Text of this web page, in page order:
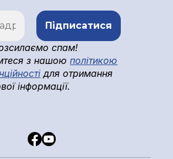
спам!
з нашоюполітикою
для отримання
інформації.